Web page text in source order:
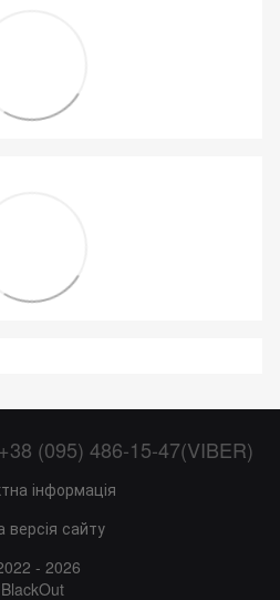
+38 (095) 486-15-47(VIBER)
інформація
версія сайту
- 2026
BlackOut